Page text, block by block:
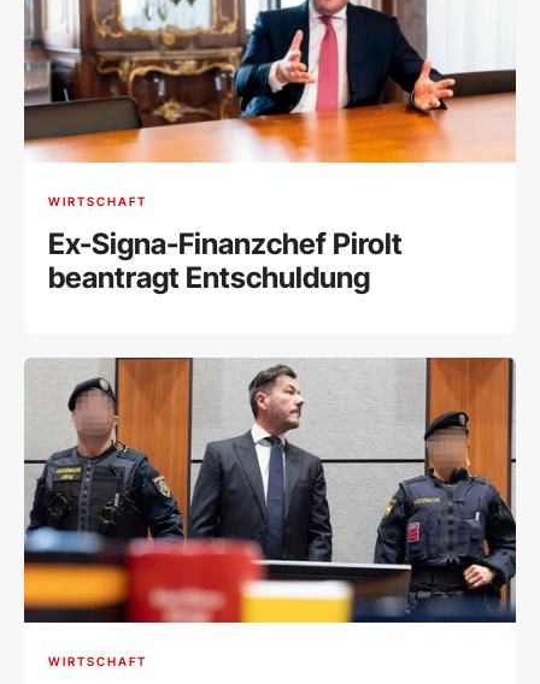
WIRTSCHAFT
Ex-Signa-Finanzchef Pirolt
beantragt Entschuldung
WIRTSCHAFT